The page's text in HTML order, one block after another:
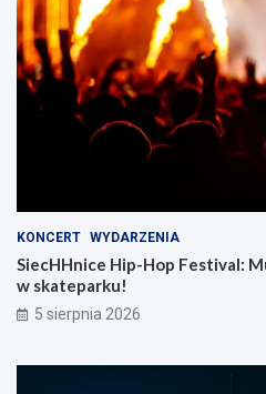
KONCERT WYDARZENIA
SiecHHnice Hip-Hop Festival:
w skateparku!
5 sierpnia 2026